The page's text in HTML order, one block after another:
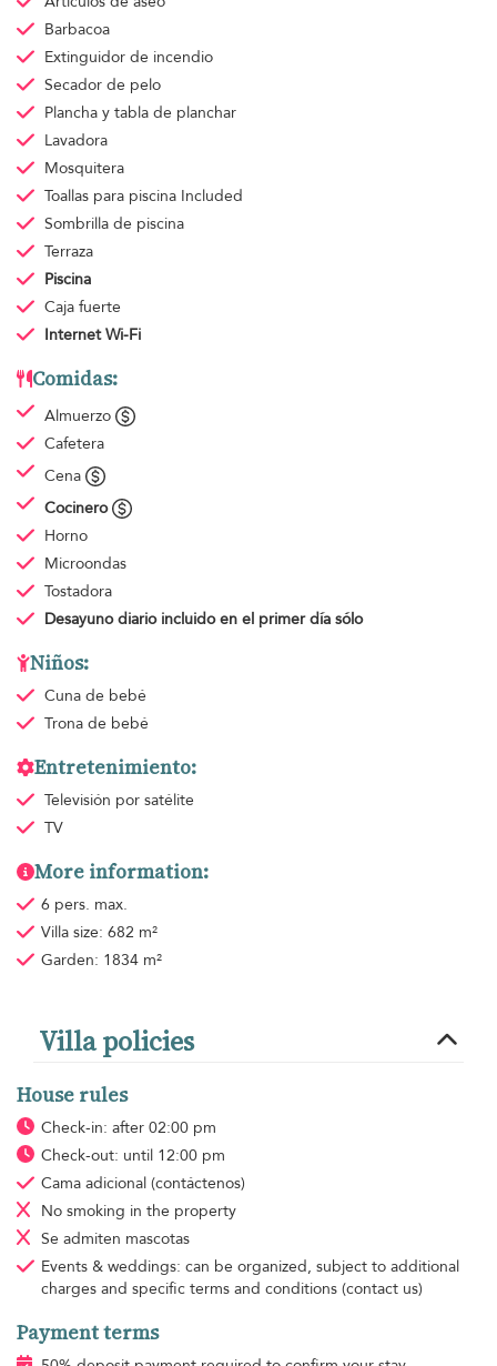
Barbacoa
Extinguidor de incendio
Secador de pelo
Plancha y tabla de planchar
Lavadora
Mosquitera
Toallas para piscina Included
Sombrilla de piscina
Terraza
Piscina
Caja fuerte
Internet Wi-Fi
Comidas:
Almuerzo
Cafetera
Cena
Cocinero
Horno
Microondas
Tostadora
Desayuno diario incluido en el primer día sólo
Niños:
Cuna de bebé
Trona de bebé
Entretenimiento:
Televisión por satélite
TV
More information:
6 pers. max.
Villa size: 682 m²
Garden: 1834 m²
Villa policies
House rules
Check-in: after 02:00 pm
Check-out: until 12:00 pm
Cama adicional (contáctenos)
No smoking in the property
Se admiten mascotas
Events & weddings: can be organized, subject to additional
charges and specific terms and conditions (contact us)
Payment terms